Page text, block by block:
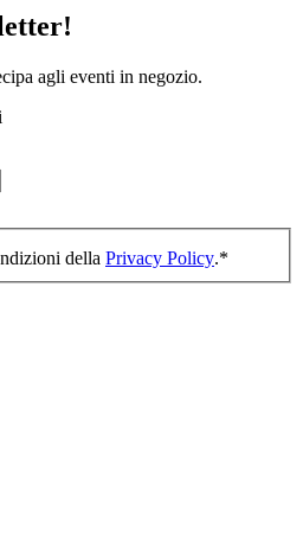
agli eventi in negozio.
della Privacy Policy.*